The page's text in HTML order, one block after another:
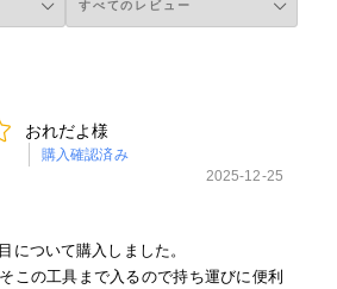
おれだよ様
購入確認済み
2025-12-25
について購入しました。
この工具まで入るので持ち運びに便利